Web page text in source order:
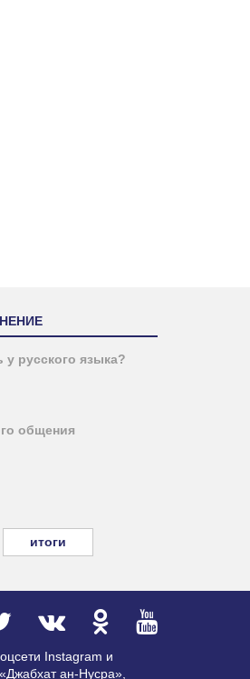
русского языка?
общения
итоги
Instagram и
ан-Нусра»,